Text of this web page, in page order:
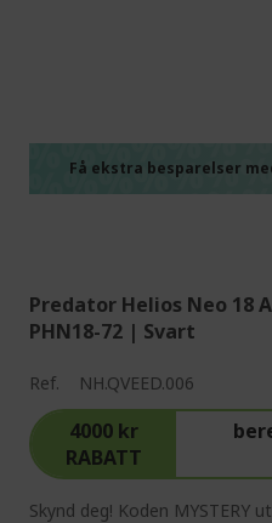
Få ekstra besparelser
Predator Helios Neo 18
PHN18-72 | Svart
Ref. NH.QVEED.006
4000 kr
RABATT
Skynd deg! Koden MYSTERY